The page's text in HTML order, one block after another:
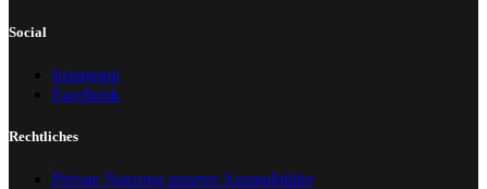
Social
Instagram
Facebook
Rechtliches
Private Nutzung unserer Ausmalbilder